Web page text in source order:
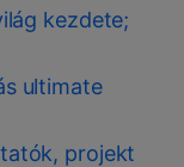
kezdete;
ultimate
projekt